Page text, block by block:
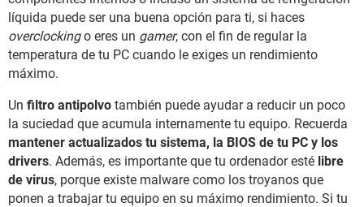
líquida puede ser una buena opción para ti, si haces
overclockingo eres un gamer, con el fin de regular la
temperatura de tu PC cuando le exiges un rendimiento
máximo.
Un filtro antipolvo también puede ayudar a reducir un poco
la suciedad que acumula internamente tu equipo. Recuerda
mantener actualizados tu sistema, la BIOS de tu PC y los
drivers. Además, es importante que tu ordenador esté libre
de virus, porque existe malware como los troyanos que
ponen a trabajar tu equipo en su máximo rendimiento. Si tu